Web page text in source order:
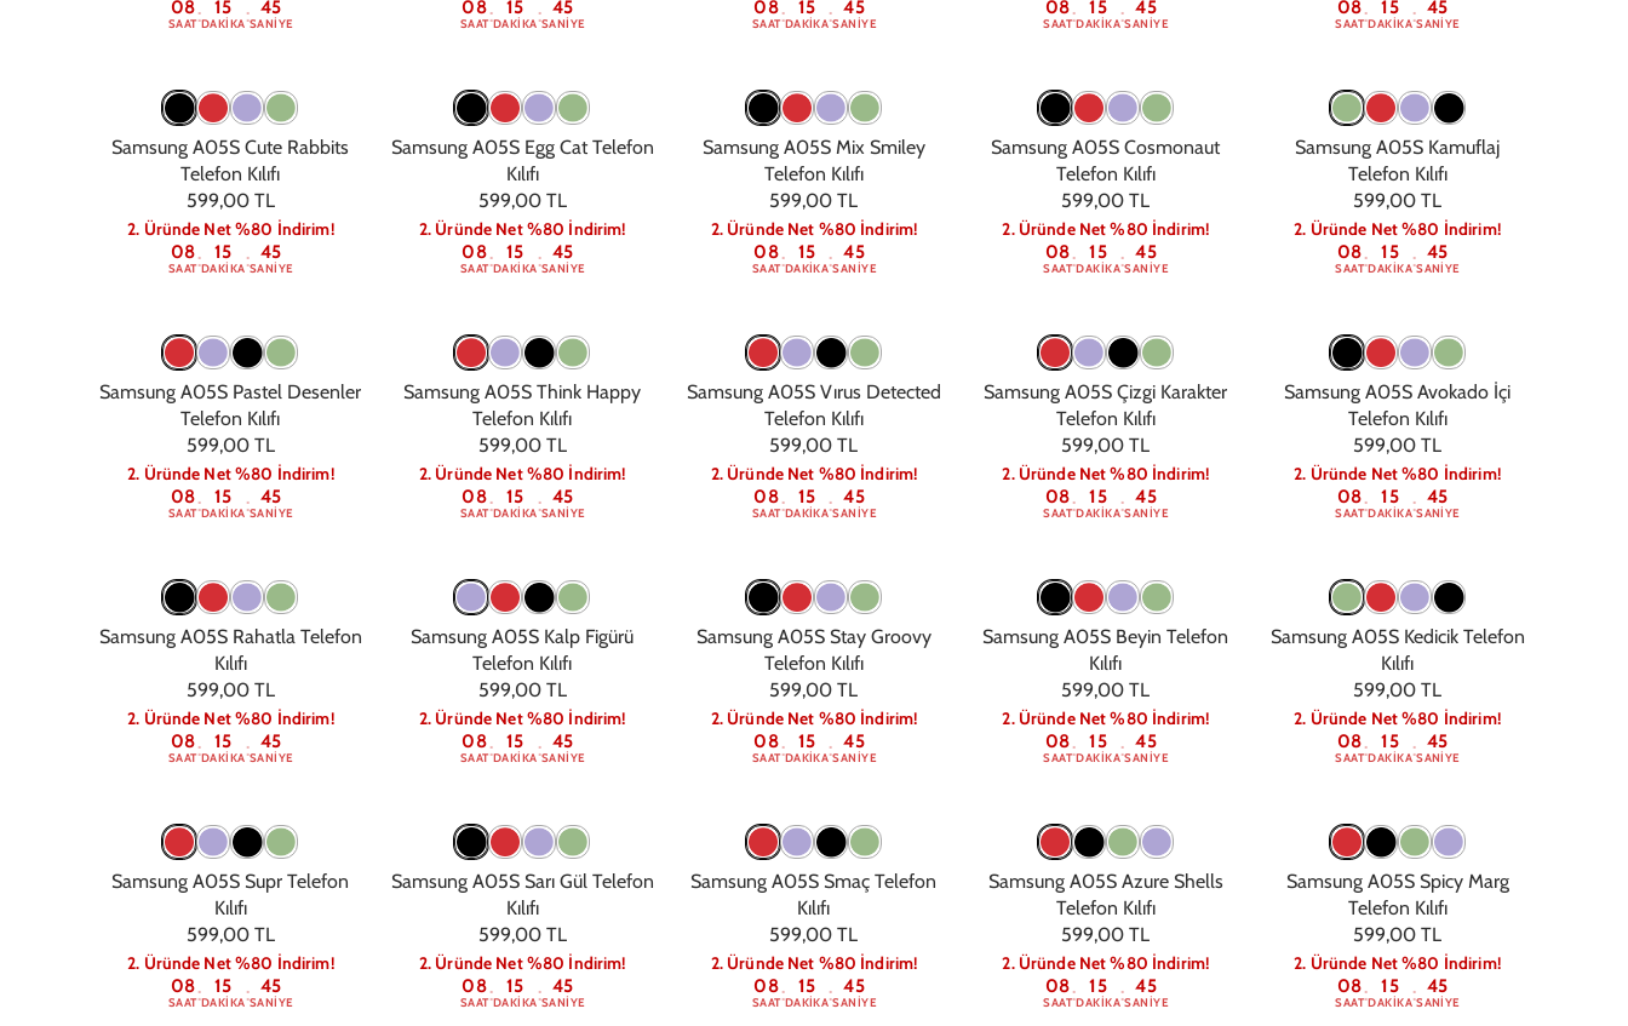
08
SAAT: 15
DAKIKA: 44
SANIYE
08
SAAT: 15
DAKIKA: 44
SANIYE
08
SAAT: 15
DAKIKA: 44
SANIYE
08
SAAT: 15
DAKIKA: 44
SANIYE
08
SAAT: 15
DAKIKA: 44
SANIYE
Samsung A05S Cute Rabbits
Telefon Kılıfı
599,00 TL
2. Üründe Net %80 İndirim!
08
SAAT: 15
DAKIKA: 44
SANIYE
Samsung A05S Egg Cat Telefon
Kılıfı
599,00 TL
2. Üründe Net %80 İndirim!
08
SAAT: 15
DAKIKA: 44
SANIYE
Samsung A05S Mix Smiley
Telefon Kılıfı
599,00 TL
2. Üründe Net %80 İndirim!
08
SAAT: 15
DAKIKA: 44
SANIYE
Samsung A05S Cosmonaut
Telefon Kılıfı
599,00 TL
2. Üründe Net %80 İndirim!
08
SAAT: 15
DAKIKA: 44
SANIYE
Samsung A05S Kamuflaj
Telefon Kılıfı
599,00 TL
2. Üründe Net %80 İndirim!
08
SAAT: 15
DAKIKA: 44
SANIYE
Samsung A05S Pastel Desenler
Telefon Kılıfı
599,00 TL
2. Üründe Net %80 İndirim!
08
SAAT: 15
DAKIKA: 44
SANIYE
Samsung A05S Think Happy
Telefon Kılıfı
599,00 TL
2. Üründe Net %80 İndirim!
08
SAAT: 15
DAKIKA: 44
SANIYE
Samsung A05S Vırus Detected
Telefon Kılıfı
599,00 TL
2. Üründe Net %80 İndirim!
08
SAAT: 15
DAKIKA: 44
SANIYE
Samsung A05S Çizgi Karakter
Telefon Kılıfı
599,00 TL
2. Üründe Net %80 İndirim!
08
SAAT: 15
DAKIKA: 44
SANIYE
Samsung A05S Avokado İçi
Telefon Kılıfı
599,00 TL
2. Üründe Net %80 İndirim!
08
SAAT: 15
DAKIKA: 44
SANIYE
Samsung A05S Rahatla Telefon
Kılıfı
599,00 TL
2. Üründe Net %80 İndirim!
08
SAAT: 15
DAKIKA: 44
SANIYE
Samsung A05S Kalp Figürü
Telefon Kılıfı
599,00 TL
2. Üründe Net %80 İndirim!
08
SAAT: 15
DAKIKA: 44
SANIYE
Samsung A05S Stay Groovy
Telefon Kılıfı
599,00 TL
2. Üründe Net %80 İndirim!
08
SAAT: 15
DAKIKA: 44
SANIYE
Samsung A05S Beyin Telefon
Kılıfı
599,00 TL
2. Üründe Net %80 İndirim!
08
SAAT: 15
DAKIKA: 44
SANIYE
Samsung A05S Kedicik Telefon
Kılıfı
599,00 TL
2. Üründe Net %80 İndirim!
08
SAAT: 15
DAKIKA: 44
SANIYE
Samsung A05S Supr Telefon
Kılıfı
599,00 TL
2. Üründe Net %80 İndirim!
08
SAAT: 15
DAKIKA: 44
SANIYE
Samsung A05S Sarı Gül Telefon
Kılıfı
599,00 TL
2. Üründe Net %80 İndirim!
08
SAAT: 15
DAKIKA: 44
SANIYE
Samsung A05S Smaç Telefon
Kılıfı
599,00 TL
2. Üründe Net %80 İndirim!
08
SAAT: 15
DAKIKA: 44
SANIYE
Samsung A05S Azure Shells
Telefon Kılıfı
599,00 TL
2. Üründe Net %80 İndirim!
08
SAAT: 15
DAKIKA: 44
SANIYE
Samsung A05S Spicy Marg
Telefon Kılıfı
599,00 TL
2. Üründe Net %80 İndirim!
08
SAAT: 15
DAKIKA: 44
SANIYE